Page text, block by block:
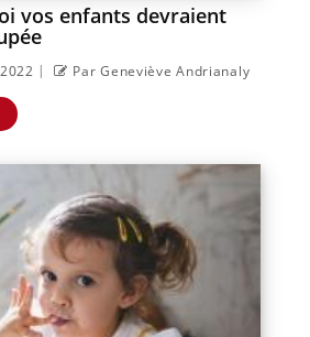
vos enfants devraient
| Par Geneviève Andrianaly